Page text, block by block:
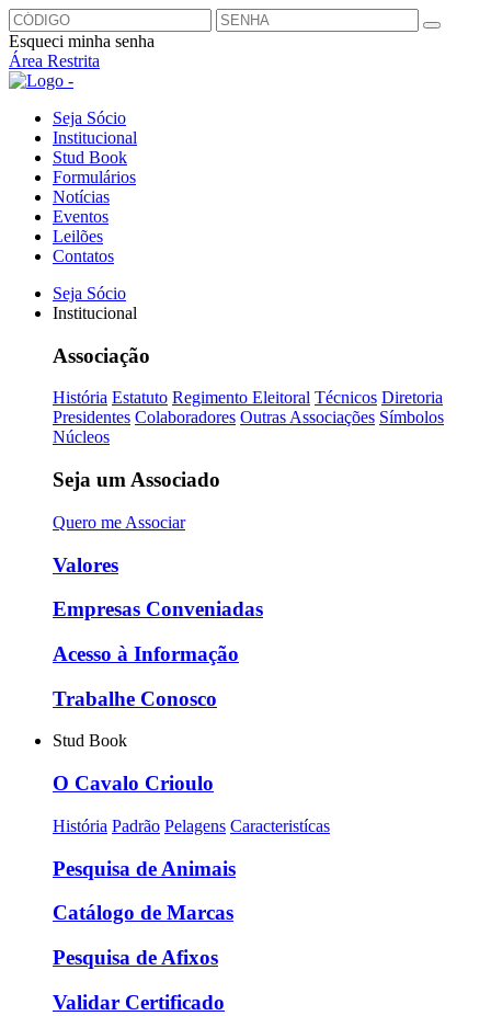
Esqueci minha senha
Área Restrita
Seja Sócio
Institucional
Stud Book
Formulários
Notícias
Eventos
Leilões
Contatos
Seja Sócio
Institucional
Associação
História Estatuto Regimento Eleitoral Técnicos Diretoria
Presidentes Colaboradores Outras Associações Símbolos
Núcleos
Seja um Associado
Quero me Associar
Valores
Empresas Conveniadas
Acesso à Informação
Trabalhe Conosco
Stud Book
O Cavalo Crioulo
História Padrão Pelagens Caracteristícas
Pesquisa de Animais
Catálogo de Marcas
Pesquisa de Afixos
Validar Certificado